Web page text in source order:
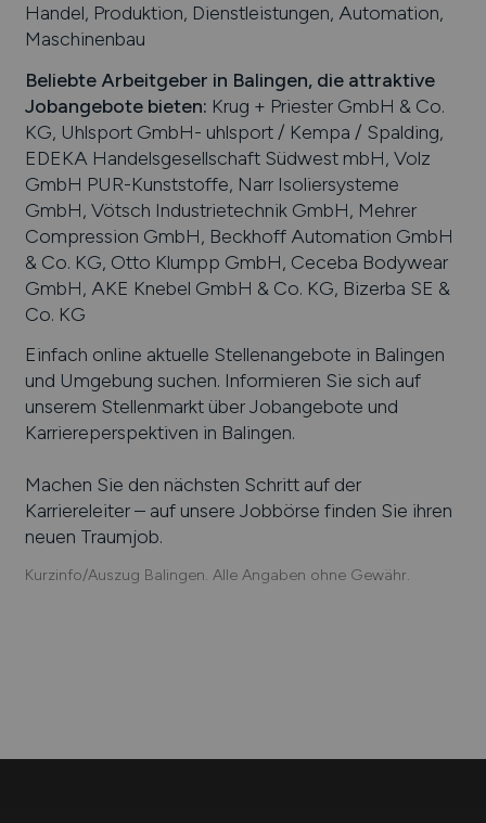
Handel, Produktion, Dienstleistungen, Automation,
Maschinenbau
Beliebte Arbeitgeber in Balingen, die attraktive
Jobangebote bieten: Krug + Priester GmbH & Co.
KG, Uhlsport GmbH- uhlsport / Kempa / Spalding,
EDEKA Handelsgesellschaft Südwest mbH, Volz
GmbH PUR-Kunststoffe, Narr Isoliersysteme
GmbH, Vötsch Industrietechnik GmbH, Mehrer
Compression GmbH, Beckhoff Automation GmbH
& Co. KG, Otto Klumpp GmbH, Ceceba Bodywear
GmbH, AKE Knebel GmbH & Co. KG, Bizerba SE &
Co. KG
Einfach online aktuelle Stellenangebote in Balingen
und Umgebung suchen. Informieren Sie sich auf
unserem Stellenmarkt über Jobangebote und
Karriereperspektiven in Balingen.
Machen Sie den nächsten Schritt auf der
Karriereleiter – auf unsere Jobbörse finden Sie ihren
neuen Traumjob.
Kurzinfo/Auszug Balingen. Alle Angaben ohne Gewähr.